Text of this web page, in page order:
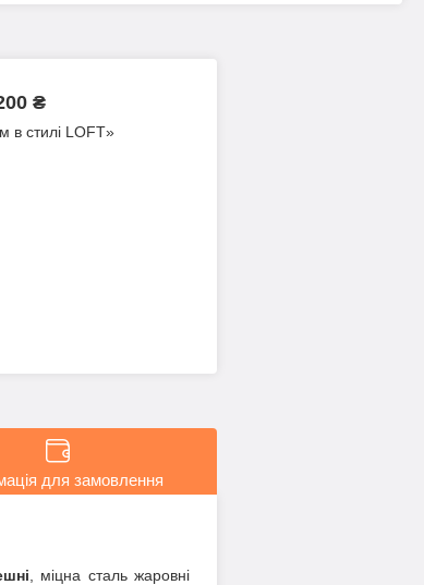
₴
в стилі LOFT»
для замовлення
, міцна сталь жаровні